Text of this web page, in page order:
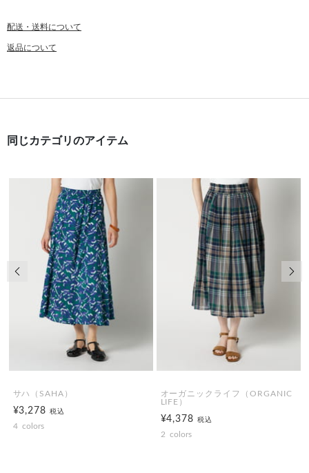
配送・送料について
返品について
同じカテゴリのアイテム
サハ（SAHA）
¥3,278税込
4 colors
オーガニックライフ（ORGANIC
LIFE）
¥4,378税込
2 colors
前の画像